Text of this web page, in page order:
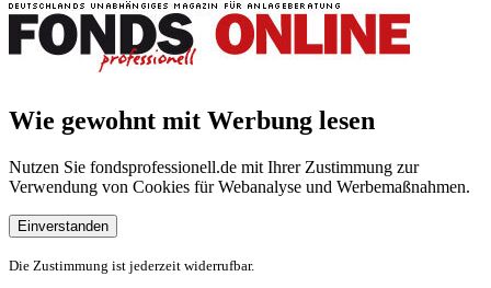
Wie gewohnt mit Werbung lesen
Nutzen Sie fondsprofessionell.de mit Ihrer Zustimmung zur
Verwendung von Cookies für Webanalyse und Werbemaßnahmen.
Einverstanden
Die Zustimmung ist jederzeit widerrufbar.